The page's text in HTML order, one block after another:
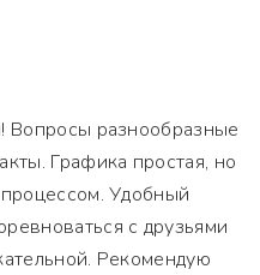
Вопросы разнообразные
Графика простая, но
Удобный
с друзьями
Рекомендую